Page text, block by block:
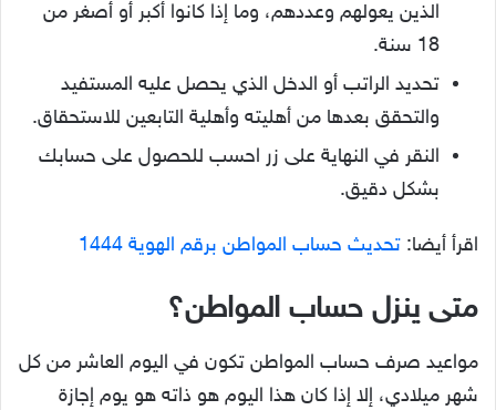
الذين يعولهم وعددهم، وما إذا كانوا أكبر أو أصغر من
18 سنة.
تحديد الراتب أو الدخل الذي يحصل عليه المستفيد
والتحقق بعدها من أهليته وأهلية التابعين للاستحقاق.
النقر في النهاية على زر احسب للحصول على حسابك
بشكل دقيق.
اقرأ أيضا: تحديث حساب المواطن برقم الهوية 1444
متى ينزل حساب المواطن؟
مواعيد صرف حساب المواطن تكون في اليوم العاشر من كل
شهر ميلادي، إلا إذا كان هذا اليوم هو ذاته هو يوم إجازة